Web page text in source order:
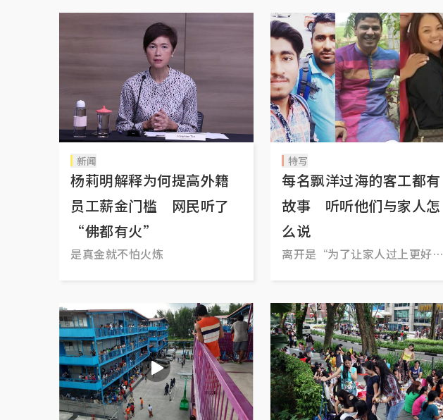
新闻
杨莉明解释为何提高外籍
员工薪金门槛 网民听了
“佛都有火”
是真金就不怕火炼
特写
每名飘洋过海的客工都有
故事 听听他们与家人怎
么说
离开是“为了让家人过上更好的